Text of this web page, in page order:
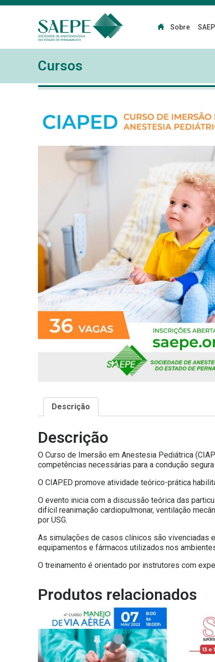
Sobre
Cursos
Descrição
Descrição
O Curso de Imersão em Anestesia Pediátrica
competências necessárias para a condução
O CIAPED promove atividade teórico-prática
O evento inicia com a discussão teórica das
difícil reanimação cardiopulmonar, ventilação
por USG.
As simulações de casos clínicos são vivenciadas
equipamentos e fármacos utilizados nos
O treinamento é orientado por instrutores com
Produtos relacionados